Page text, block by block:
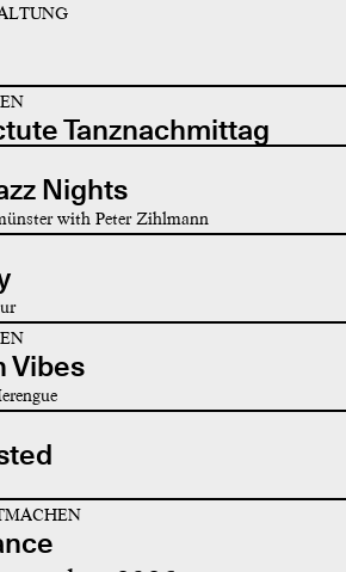
Tanznachmittag
Nights
with Peter Zihlmann
Vibes